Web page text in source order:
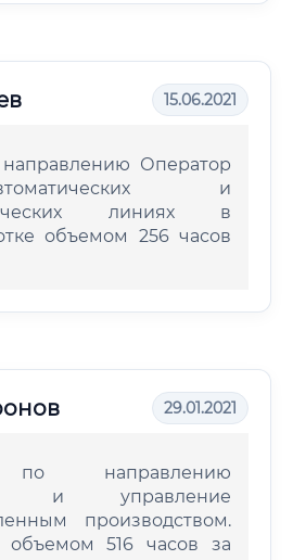
15.06.2021
Оператор
и
линиях в
объемом 256 часов
29.01.2021
по направлению
и управление
производством.
объемом 516 часов за